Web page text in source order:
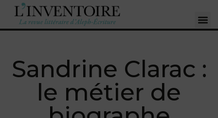
Sandrine Clarac :
le métier de